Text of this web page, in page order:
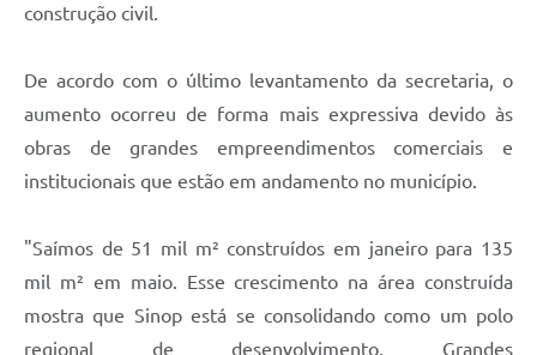
construção civil.
De acordo com o último levantamento da secretaria, o
aumento ocorreu de forma mais expressiva devido às
obras de grandes empreendimentos comerciais e
institucionais que estão em andamento no município.
"Saímos de 51 mil m² construídos em janeiro para 135
mil m² em maio. Esse crescimento na área construída
mostra que Sinop está se consolidando como um polo
regional de desenvolvimento. Grandes